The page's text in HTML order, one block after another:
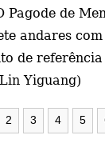
Pagode de
andares
de
Yiguang)
2 3 4 5